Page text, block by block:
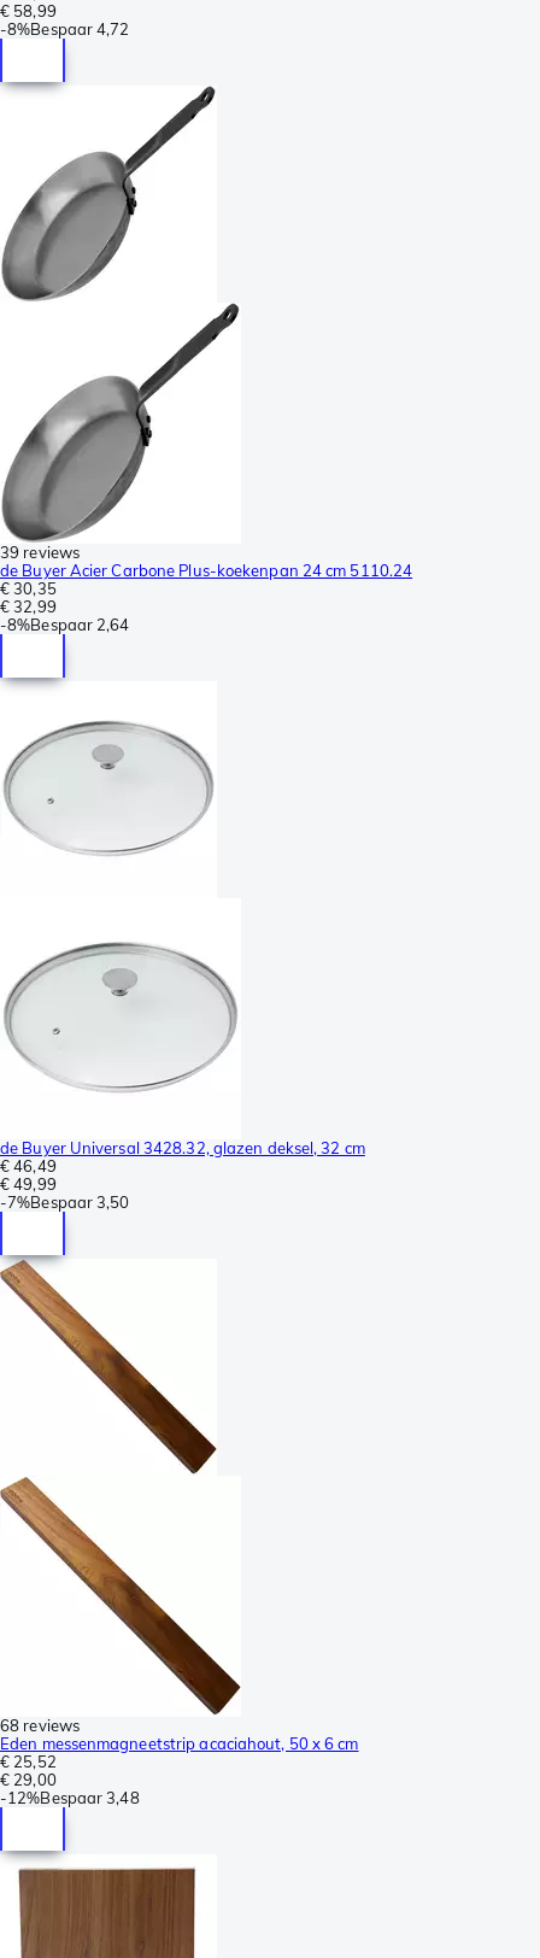
€ 58,99
-8%Bespaar4,72
39 reviews
de Buyer Acier Carbone Plus-koekenpan 24 cm 5110.24
€ 30,35
€ 32,99
-8%Bespaar 2,64
de Buyer Universal 3428.32, glazen deksel, 32 cm
€ 46,49
€ 49,99
-7%Bespaar3,50
68 reviews
Eden messenmagneetstrip acaciahout, 50 x 6 cm
€ 25,52
€ 29,00
-12%Bespaar 3,48